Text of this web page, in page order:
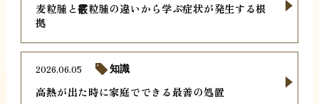
麦粒腫と霰粒腫の違いから学ぶ症状が発生する根
拠
高熱が出た時に家庭でできる最善の処置
2026.06.05 知識